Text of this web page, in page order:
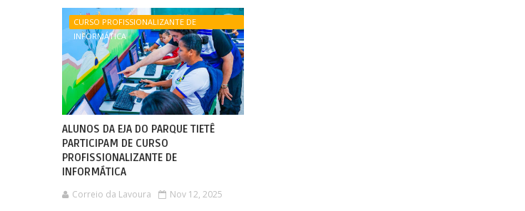
CURSO PROFISSIONALIZANTE DE
INFORMÁTICA
ALUNOS DA EJA DO PARQUE TIETÊ
PARTICIPAM DE CURSO
PROFISSIONALIZANTE DE
INFORMÁTICA
Correio da Lavoura Nov 12, 2025